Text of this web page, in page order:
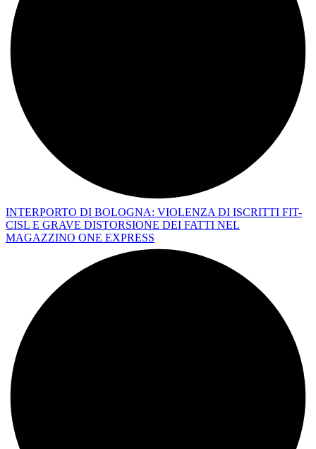
INTERPORTO DI BOLOGNA: VIOLENZA DI ISCRITTI FIT-
CISL E GRAVE DISTORSIONE DEI FATTI NEL
MAGAZZINO ONE EXPRESS